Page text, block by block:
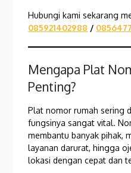
Hubungi kami sekarang
085921402988 /
Mengapa Plat
Penting?
Plat nomor rumah sering
fungsinya sangat vital.
membantu banyak pihak,
layanan darurat, hingga
lokasi dengan cepat dan